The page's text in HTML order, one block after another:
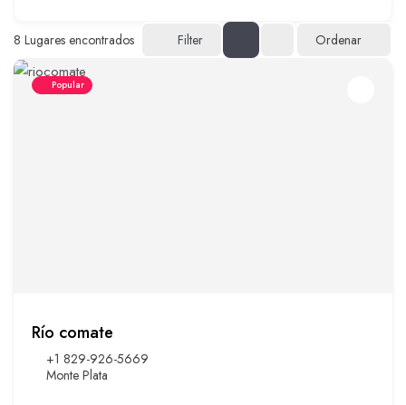
8 Lugares encontrados Filter Ordenar
Popular
Río comate
+1 829-926-5669
Monte Plata